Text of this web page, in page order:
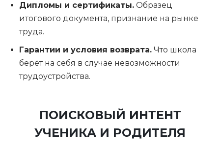
Дипломы и сертификаты. Образец
итогового документа, признание на рынке
труда.
Гарантии и условия возврата. Что школа
берёт на себя в случае невозможности
трудоустройства.
ПОИСКОВЫЙ ИНТЕНТ
УЧЕНИКА И РОДИТЕЛЯ